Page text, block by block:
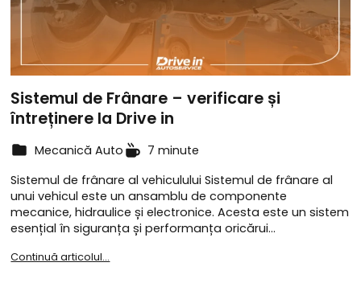
Sistemul de Frânare – verificare și
întreținere la Drive in
Mecanică Auto
7 minute
Sistemul de frânare al vehiculului Sistemul de frânare al
unui vehicul este un ansamblu de componente
mecanice, hidraulice și electronice. Acesta este un sistem
esențial în siguranța și performanța oricărui…
Continuă articolul...